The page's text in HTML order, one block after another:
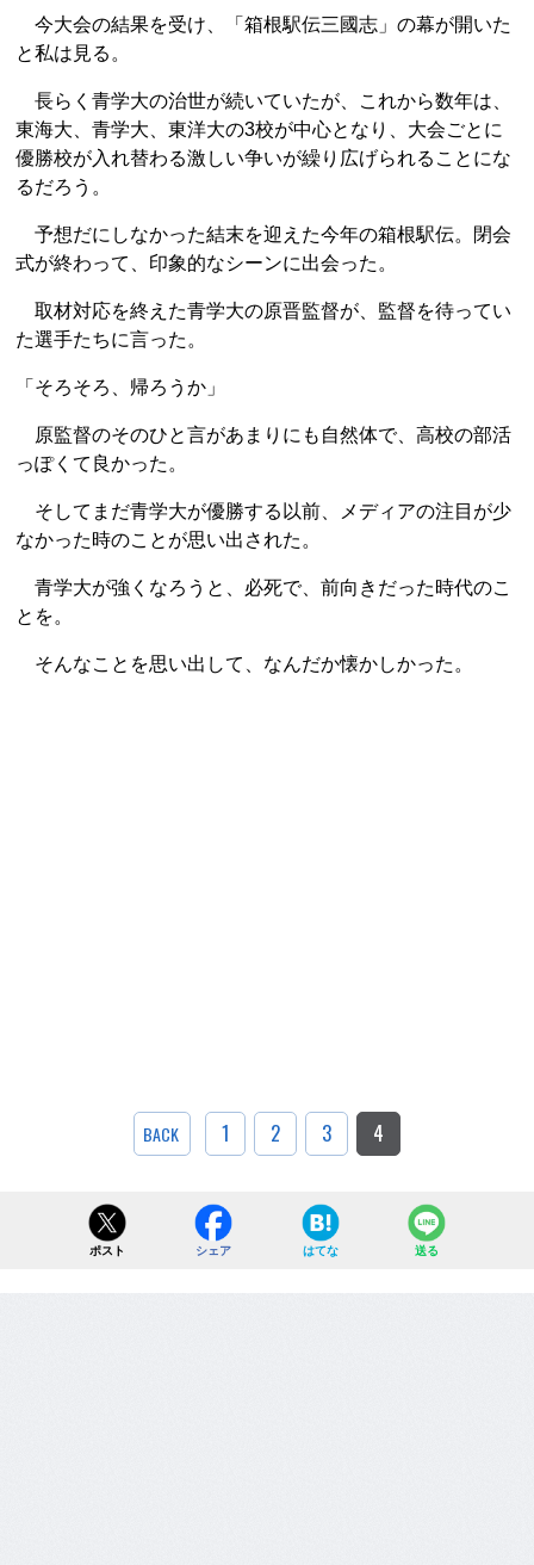
今大会の結果を受け、「箱根駅伝三國志」の幕が開いた
と私は見る。
長らく青学大の治世が続いていたが、これから数年は、
東海大、青学大、東洋大の3校が中心となり、大会ごとに
優勝校が入れ替わる激しい争いが繰り広げられることにな
るだろう。
予想だにしなかった結末を迎えた今年の箱根駅伝。閉会
式が終わって、印象的なシーンに出会った。
取材対応を終えた青学大の原晋監督が、監督を待ってい
た選手たちに言った。
「そろそろ、帰ろうか」
原監督のそのひと言があまりにも自然体で、高校の部活
っぽくて良かった。
そしてまだ青学大が優勝する以前、メディアの注目が少
なかった時のことが思い出された。
青学大が強くなろうと、必死で、前向きだった時代のこ
とを。
そんなことを思い出して、なんだか懐かしかった。
BACK 1 2 3 4
ポスト シェア はてな 送る